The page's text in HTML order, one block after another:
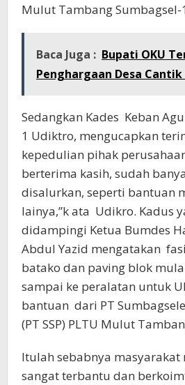
Mulut Tambang Sumbagsel-
Baca Juga : Bupati OKU
Penghargaan Desa
Sedangkan Kades Keban
1 Udiktro, mengucapkan
kepedulian pihak
berterima kasih, sudah
disalurkan, seperti bantuan
lainya,”k ata Udikro. Kadus
didampingi Ketua Bumdes
Abdul Yazid mengatakan
batako dan paving blok
sampai ke peralatan untuk
bantuan dari PT
(PT SSP) PLTU Mulut
Itulah sebabnya masyarakat
sangat terbantu dan